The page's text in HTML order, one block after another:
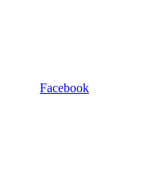
Facebook